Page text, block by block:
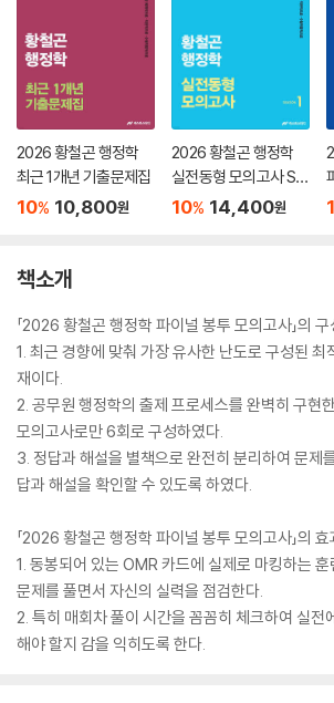
2026 황철곤 행정학
최근 1개년 기출문제집
10% 10,800원
2026 황철곤 행정학
실전동형 모의고사 SE
ASON 1
10% 14,400원
책소개
「2026 황철곤 행정학 파이널 봉투 모의고사」의 구
1. 최근 경향에 맞춰 가장 유사한 난도로 구성된 최
재이다.
2. 공무원 행정학의 출제 프로세스를 완벽히 구현
모의고사로만 6회로 구성하였다.
3. 정답과 해설을 별책으로 완전히 분리하여 문제
답과 해설을 확인할 수 있도록 하였다.
「2026 황철곤 행정학 파이널 봉투 모의고사」의
1. 동봉되어 있는 OMR 카드에 실제로 마킹하는
문제를 풀면서 자신의 실력을 점검한다.
2. 특히 매회차 풀이 시간을 꼼꼼히 체크하여 실전
해야 할지 감을 익히도록 한다.